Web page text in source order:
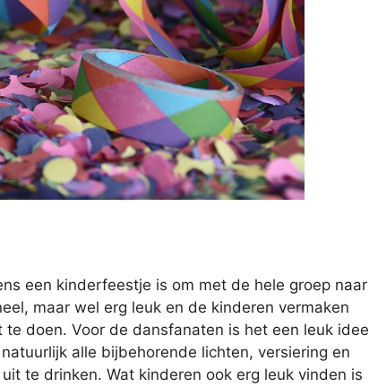
een kinderfeestje is om met de hele groep naar
maar wel erg leuk en de kinderen vermaken
doen. Voor de dansfanaten is het een leuk idee
alle bijbehorende lichten, versiering en
te drinken. Wat kinderen ook erg leuk vinden is